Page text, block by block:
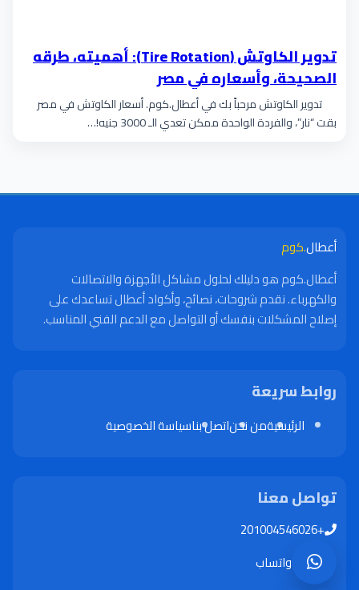
تدوير الكاوتش (Tire Rotation): أهميته، طرقه
الصحيحة، وأسعاره في مصر
تدوير الكاوتش مرحباً بك في أعطال.كوم. أسعار الكاوتش في مصر
بقت “نار”، والفردة الواحدة ممكن تعدي الـ 3000 جنيه!…
أعطال.كوم
أعطال.كوم هو دليلك لحلول مشاكل الأجهزة والاتصالات
والكهرباء. نقدم شروحات، نصائح، وأكواد أعطال تساعدك على
إصلاح المشكلات بنفسك أو التواصل مع الدعم الفني المناسب.
روابط سريعة
الرئيسيةمن نحناتصل بناسياسة الخصوصية
تواصل معنا
+201004546026
واتساب